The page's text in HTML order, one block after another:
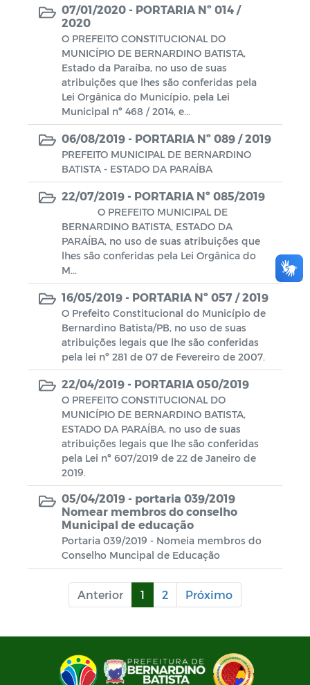
07/01/2020 - PORTARIA Nº 014 /
2020
O PREFEITO CONSTITUCIONAL DO
MUNICÍPIO DE BERNARDINO BATISTA,
Estado da Paraíba, no uso de suas
atribuições que lhes são conferidas pela
Lei Orgânica do Município, pela Lei
Municipal nº 468 / 2014, e...
06/08/2019 - PORTARIA Nº 089 / 2019
PREFEITO MUNICIPAL DE BERNARDINO
BATISTA - ESTADO DA PARAÍBA
22/07/2019 - PORTARIA Nº 085/2019
O PREFEITO MUNICIPAL DE
BERNARDINO BATISTA, ESTADO DA
PARAÍBA, no uso de suas atribuições que
lhes são conferidas pela Lei Orgânica do
M...
16/05/2019 - PORTARIA Nº 057 / 2019
O Prefeito Constitucional do Município de
Bernardino Batista/PB, no uso de suas
atribuições legais que lhe são conferidas
pela lei nº 281 de 07 de Fevereiro de 2007.
22/04/2019 - PORTARIA 050/2019
O PREFEITO CONSTITUCIONAL DO
MUNICÍPIO DE BERNARDINO BATISTA,
ESTADO DA PARAÍBA, no uso de suas
atribuições legais que lhe são conferidas
pela Lei nº 607/2019 de 22 de Janeiro de
2019.
05/04/2019 - portaria 039/2019
Nomear membros do conselho
Municipal de educação
Portaria 039/2019 - Nomeia membros do
Conselho Muncipal de Educação
Anterior 1 2 Próximo